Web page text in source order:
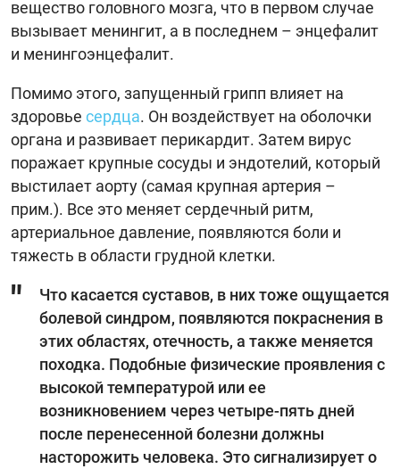
вещество головного мозга, что в первом случае
вызывает менингит, а в последнем – энцефалит
и менингоэнцефалит.
Помимо этого, запущенный грипп влияет на
здоровье сердца. Он воздействует на оболочки
органа и развивает перикардит. Затем вирус
поражает крупные сосуды и эндотелий, который
выстилает аорту (самая крупная артерия –
прим.). Все это меняет сердечный ритм,
артериальное давление, появляются боли и
тяжесть в области грудной клетки.
Что касается суставов, в них тоже ощущается
болевой синдром, появляются покраснения в
этих областях, отечность, а также меняется
походка. Подобные физические проявления с
высокой температурой или ее
возникновением через четыре-пять дней
после перенесенной болезни должны
насторожить человека. Это сигнализирует о